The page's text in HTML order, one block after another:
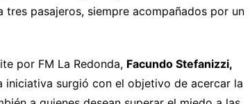
pasajeros, siempre acompañados por un
por FM La Redonda, Facundo Stefanizzi,
iniciativa surgió con el objetivo de acercar la